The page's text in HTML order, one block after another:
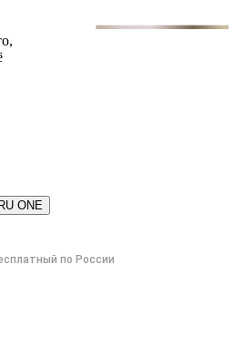
ONE
по России